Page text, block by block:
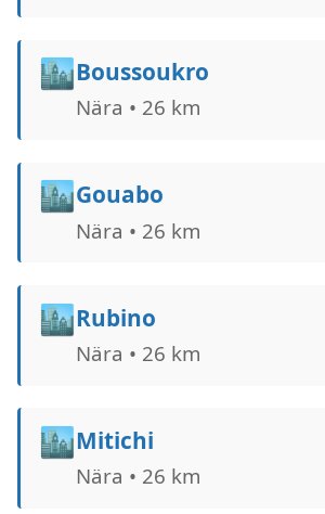
🏙️Boussoukro
Nära • 26 km
🏙️Gouabo
Nära • 26 km
🏙️Rubino
Nära • 26 km
🏙️Mitichi
Nära • 26 km